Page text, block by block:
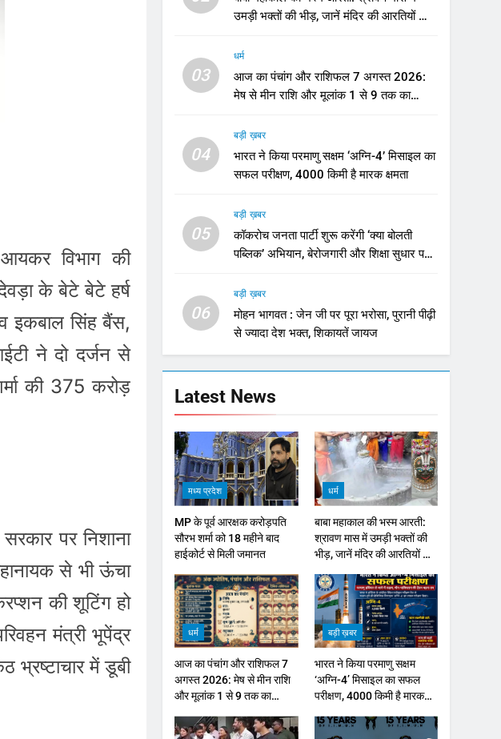
विभाग की
के बेटे बेटे हर्ष
इकबाल सिंह बैंस,
ने दो दर्जन से
की 375 करोड़
पर निशाना
से भी ऊंचा
की शूटिंग हो
मंत्री भूपेंद्र
में डूबी
उमड़ी भक्तों की भीड़, जानें मंदिर की आरतियों का
03
धर्म
आज का पंचांग और राशिफल 7 अगस्त 2026:
मेष से मीन राशि और मूलांक 1 से 9 तक का
04
बड़ी ख़बर
भारत ने किया परमाणु सक्षम ‘अग्नि-4’ मिसाइल का
सफल परीक्षण, 4000 किमी है मारक क्षमता
05
बड़ी ख़बर
कॉकरोच जनता पार्टी शुरू करेंगी ‘क्या बोलती
पब्लिक’ अभियान, बेरोजगारी और शिक्षा सुधार पर
06
बड़ी ख़बर
मोहन भागवत : जेन जी पर पूरा भरोसा, पुरानी पीढ़ी
से ज्यादा देश भक्त, शिकायतें जायज
Latest News
मध्य प्रदेश
MP के पूर्व आरक्षक करोड़पति
सौरभ शर्मा को 18 महीने बाद
हाईकोर्ट से मिली जमानत
धर्म
बाबा महाकाल की भस्म आरती:
श्रावण मास में उमड़ी भक्तों की
भीड़, जानें मंदिर की आरतियों का
धर्म
आज का पंचांग और राशिफल 7
अगस्त 2026: मेष से मीन राशि
और मूलांक 1 से 9 तक का
बड़ी ख़बर
भारत ने किया परमाणु सक्षम
‘अग्नि-4’ मिसाइल का सफल
परीक्षण, 4000 किमी है मारक